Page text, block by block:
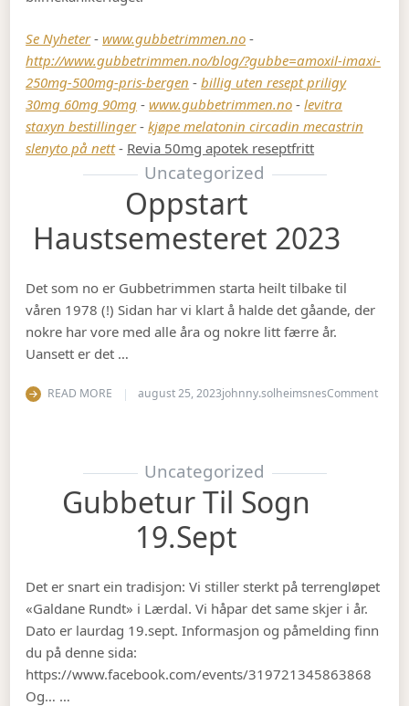
Se Nyheter-www.gubbetrimmen.no -
http://www.gubbetrimmen.no/blog/?gubbe=amoxil-imaxi-
250mg-500mg-pris-bergen -billig uten resept priligy
30mg 60mg 90mg -www.gubbetrimmen.no -levitra
staxyn bestillinger-kjøpe melatonin circadin mecastrin
slenyto på nett- Revia 50mg apotek reseptfritt
Uncategorized
Oppstart
Haustsemesteret 2023
Det som no er Gubbetrimmen starta heilt tilbake til
våren 1978 (!) Sidan har vi klart å halde det gåande, der
nokre har vore med alle åra og nokre litt færre år.
Uansett er det …
READ MORE august 25, 2023johnny.solheimsnesCommenton
Uncategorized
Gubbetur Til Sogn
19.sept
Det er snart ein tradisjon: Vi stiller sterkt på terrengløpet
«Galdane Rundt» i Lærdal. Vi håpar det same skjer i år.
Dato er laurdag 19.sept. Informasjon og påmelding finn
du på denne sida:
https://www.facebook.com/events/319721345863868
Og… …